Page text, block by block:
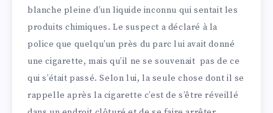
blanche pleine d’un liquide inconnu qui sentait les
produits chimiques. Le suspect a déclaré à la
police que quelqu’un près du parc lui avait donné
une cigarette, mais qu’il ne se souvenait pas de ce
qui s’était passé. Selon lui, la seule chose dont il se
rappelle après la cigarette c’est de s’être réveillé